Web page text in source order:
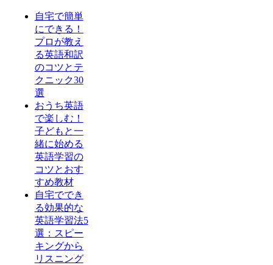
自宅で簡単
にできる！
プロが教え
る英語和訳
のコツとテ
クニック30
選
おうち英語
で楽しむ！
子どもと一
緒に始める
英語学習の
コツとおす
すめ教材
自宅ででき
る効果的な
英語学習法5
選：スピー
キングから
リスニング